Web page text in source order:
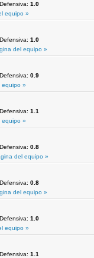
Defensiva: 1.0
equipo »
Defensiva: 1.0
del equipo »
Defensiva: 0.9
equipo »
Defensiva: 1.1
equipo »
Defensiva: 0.8
del equipo »
Defensiva: 0.8
del equipo »
Defensiva: 1.0
equipo »
Defensiva: 1.1